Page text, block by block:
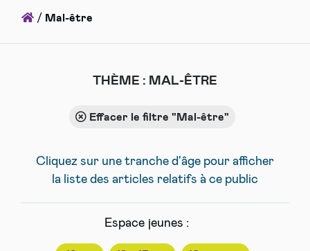
Accueil
/ Mal-être
THÈME : MAL-ÊTRE
Effacer le filtre "Mal-être"
Cliquez sur une tranche d'âge pour afficher
la liste des articles relatifs à ce public
Espace jeunes :